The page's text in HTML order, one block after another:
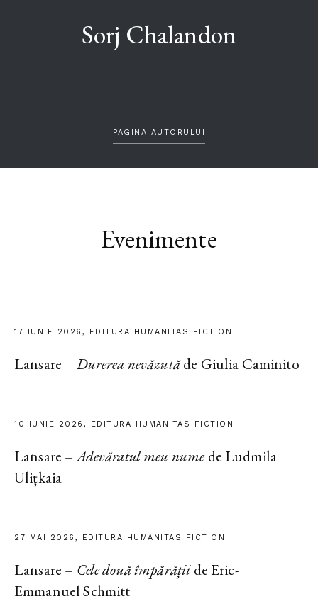
Sorj Chalandon
PAGINA AUTORULUI
Evenimente
17 IUNIE 2026, EDITURA HUMANITAS FICTION
Lansare – Durerea nevăzutăde Giulia Caminito
10 IUNIE 2026, EDITURA HUMANITAS FICTION
Lansare –Adevăratul meu numede Ludmila
Ulițkaia
27 MAI 2026, EDITURA HUMANITAS FICTION
Lansare – Cele două împărățiide Eric-
Emmanuel Schmitt